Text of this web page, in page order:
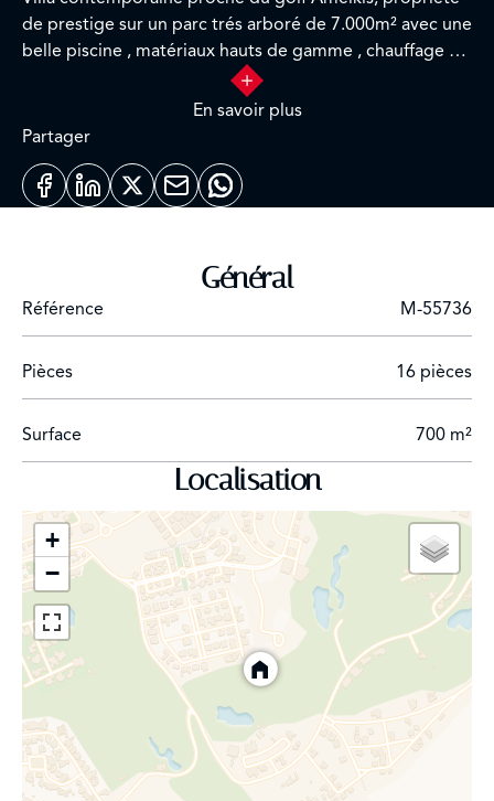
de prestige sur un parc trés arboré de 7.000m² avec une
belle piscine , matériaux hauts de gamme , chauffage et
climatisation , 5 belles suites dont 1 master , 1100m²
trés grand volumes, le style est un mix entre le
En savoir plus
Partager
Général
Référence M-55736
Pièces 16 pièces
Surface 700 m²
Localisation
+
−